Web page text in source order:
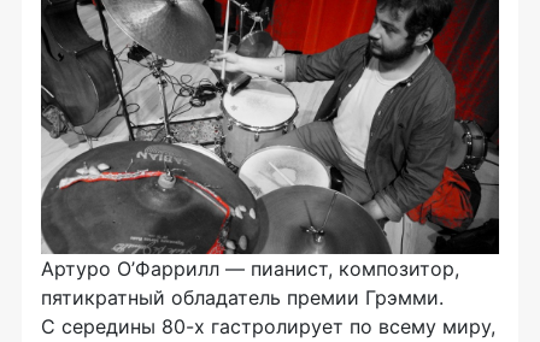
Артуро О’Фаррилл — пианист, композитор,
пятикратный обладатель премии Грэмми.
С середины 80-х гастролирует по всему миру,